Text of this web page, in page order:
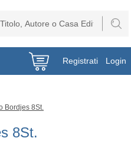
Registrati Login
8St.